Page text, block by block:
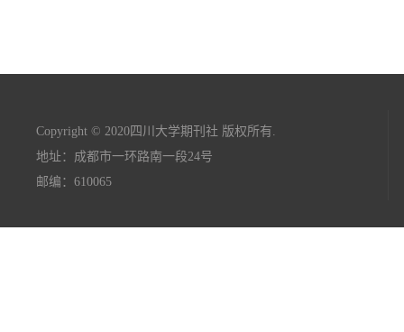
Copyright © 2020四川大学期刊社 版权所有.
地址：成都市一环路南一段24号
邮编：610065